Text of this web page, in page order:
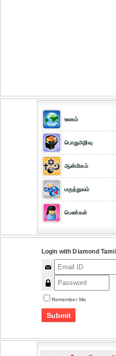
உலகம்
பொதுஅறிவு
ஆன்மிகம்
மருத்துவம்
பெண்கள்
Login with Diamond Tamil
Remember Me